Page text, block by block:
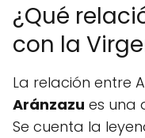
¿Qué
con la
La relación entre
Aránzazu es una
Se cuenta la